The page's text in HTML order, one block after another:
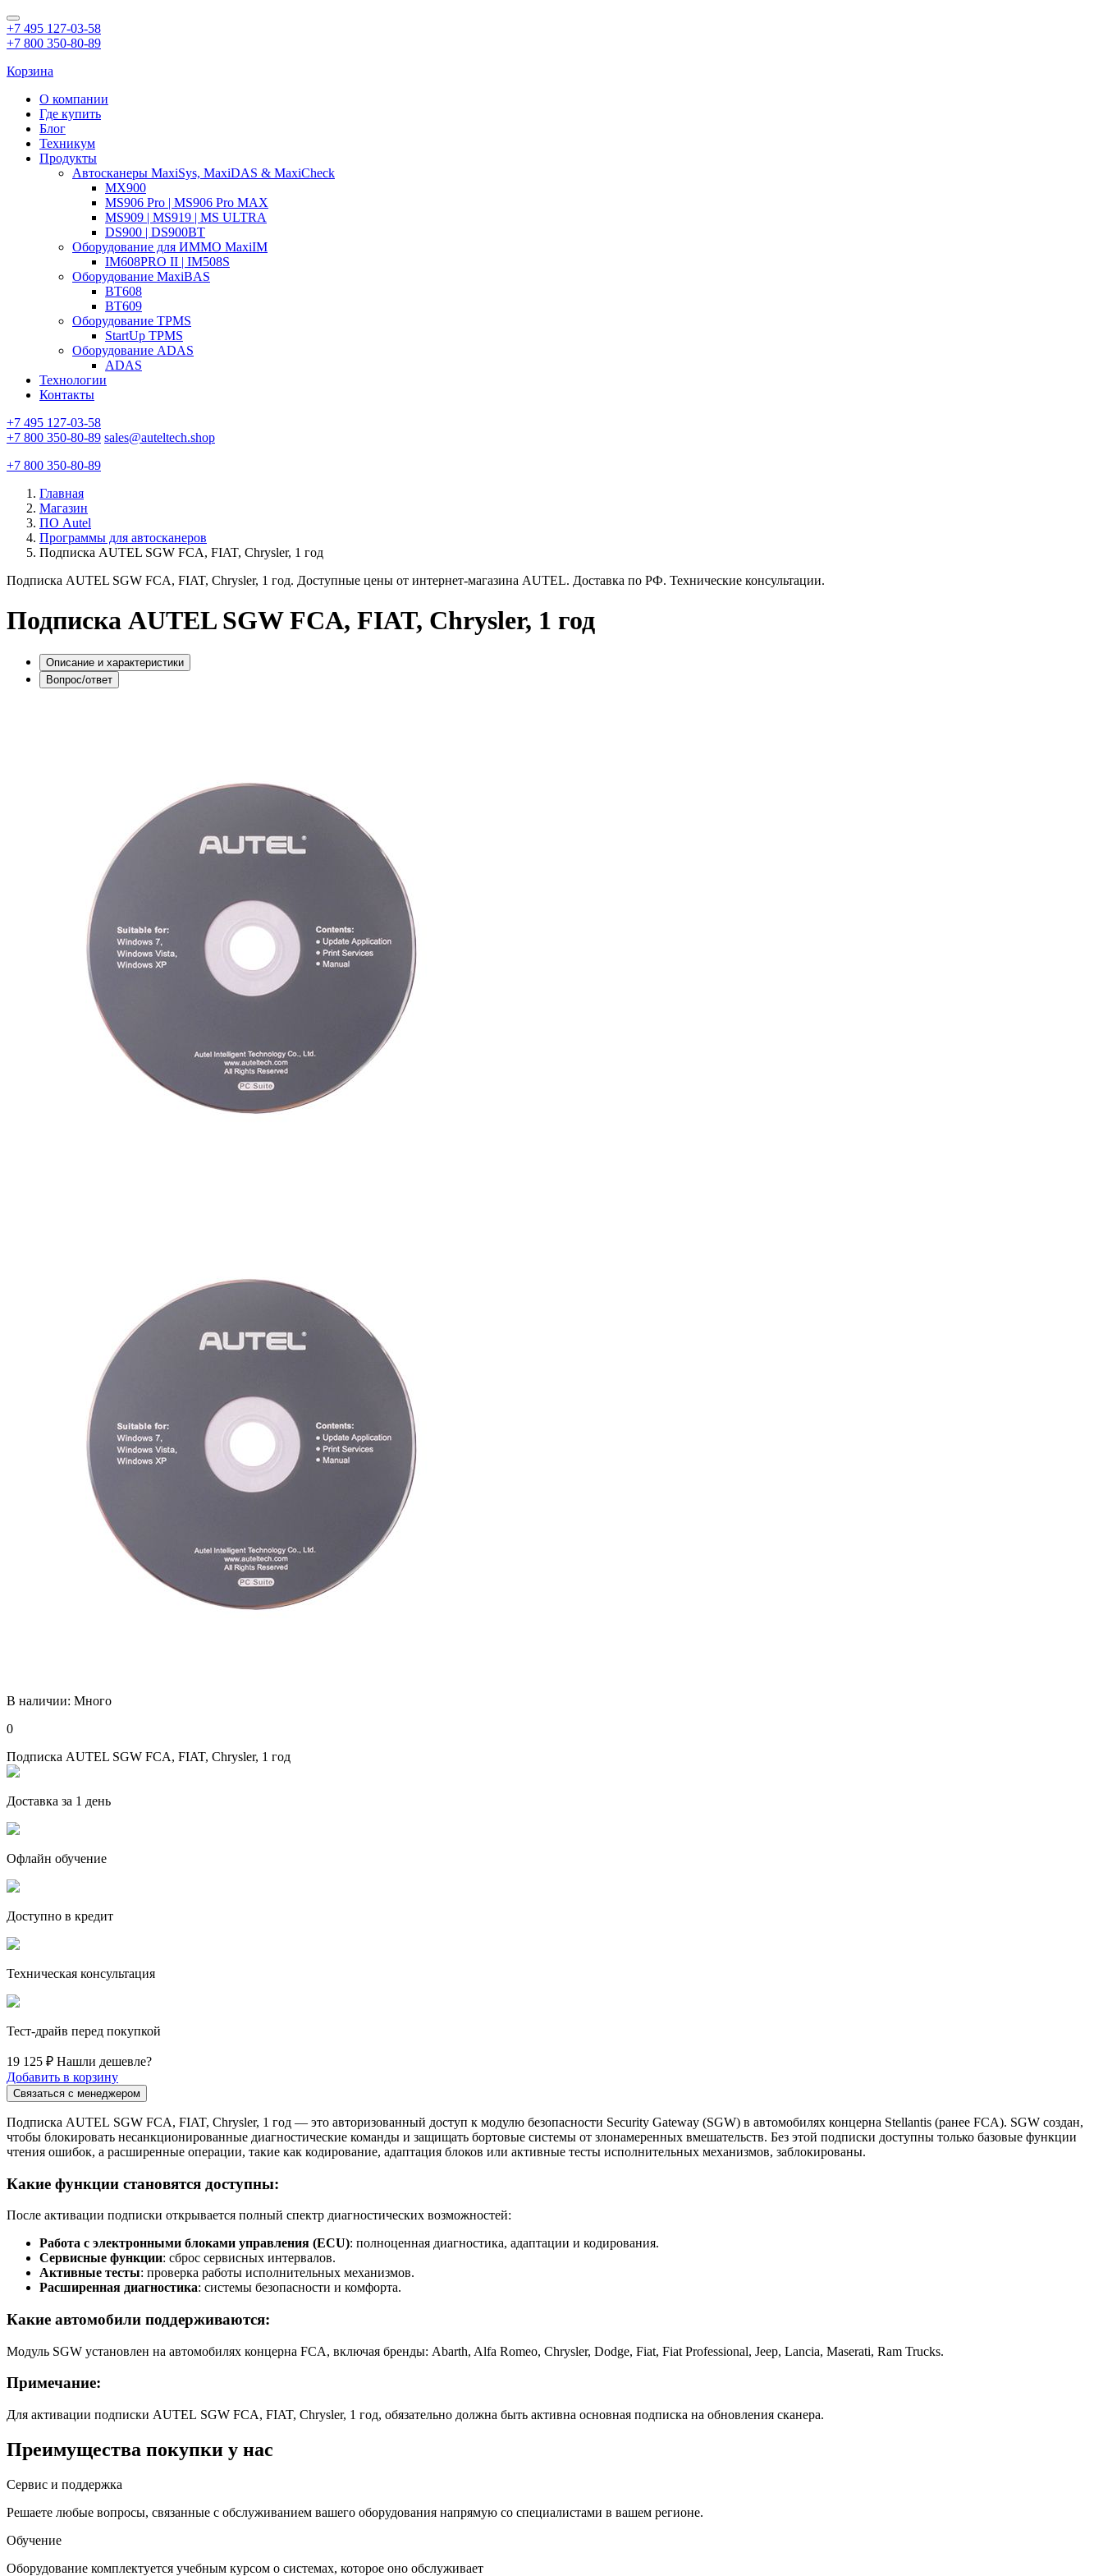
+7 495 127-03-58
+7 800 350-80-89
Корзина
О компании
Где купить
Блог
Техникум
Продукты
Автосканеры MaxiSys, MaxiDAS & MaxiCheck
MX900
MS906 Pro | MS906 Pro MAX
MS909 | MS919 | MS ULTRA
DS900 | DS900BT
Оборудование для ИММО MaxiIM
IM608PRO II | IM508S
Оборудование MaxiBAS
BT608
BT609
Оборудование TPMS
StartUp TPMS
Оборудование ADAS
ADAS
Технологии
Контакты
+7 495 127-03-58
+7 800 350-80-89 sales@auteltech.shop
+7 800 350-80-89
Главная
Магазин
ПО Autel
Программы для автосканеров
Подписка AUTEL SGW FCA, FIAT, Chrysler, 1 год
Подписка AUTEL SGW FCA, FIAT, Chrysler, 1 год. Доступные цены от интернет-магазина AUTEL. Доставка по РФ. Технические консультации.
Подписка AUTEL SGW FCA, FIAT, Chrysler, 1 год
Описание и характеристики
Вопрос/ответ
В наличии: Много
0
Подписка AUTEL SGW FCA, FIAT, Chrysler, 1 год
Доставка за 1 день
Офлайн обучение
Доступно в кредит
Техническая консультация
Тест-драйв перед покупкой
19 125 ₽ Нашли дешевле?
Добавить в корзину
Связаться с менеджером
Подписка AUTEL SGW FCA, FIAT, Chrysler, 1 год — это авторизованный доступ к модулю безопасности Security Gateway (SGW) в автомобилях концерна Stellantis (ранее FCA). SGW создан,
чтобы блокировать несанкционированные диагностические команды и защищать бортовые системы от злонамеренных вмешательств. Без этой подписки доступны только базовые функции
чтения ошибок, а расширенные операции, такие как кодирование, адаптация блоков или активные тесты исполнительных механизмов, заблокированы.
Какие функции становятся доступны:
После активации подписки открывается полный спектр диагностических возможностей:
Работа с электронными блоками управления (ECU): полноценная диагностика, адаптации и кодирования.
Сервисные функции: сброс сервисных интервалов.
Активные тесты: проверка работы исполнительных механизмов.
Расширенная диагностика: системы безопасности и комфорта.
Какие автомобили поддерживаются:
Модуль SGW установлен на автомобилях концерна FCA, включая бренды: Abarth, Alfa Romeo, Chrysler, Dodge, Fiat, Fiat Professional, Jeep, Lancia, Maserati, Ram Trucks.
Примечание:
Для активации подписки AUTEL SGW FCA, FIAT, Chrysler, 1 год, обязательно должна быть активна основная подписка на обновления сканера.
Преимущества покупки у нас
Сервис и поддержка
Решаете любые вопросы, связанные с обслуживанием вашего оборудования напрямую со специалистами в вашем регионе.
Обучение
Оборудование комплектуется учебным курсом о системах, которое оно обслуживает